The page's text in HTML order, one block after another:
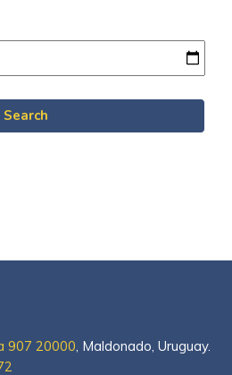
907 20000, Maldonado, Uruguay.